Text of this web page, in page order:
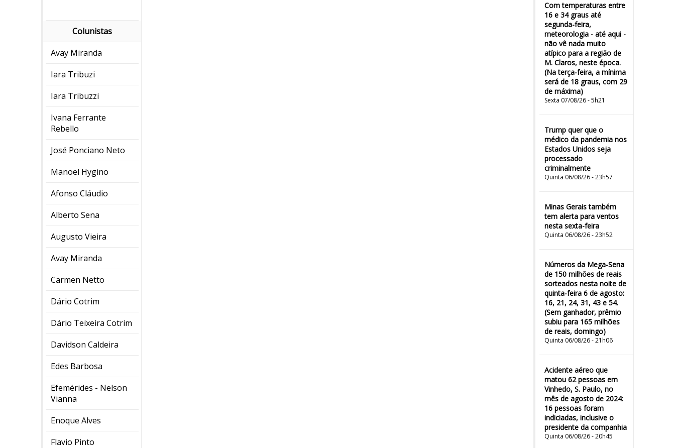
Colunistas
Avay Miranda
Iara Tribuzi
Iara Tribuzzi
Ivana Ferrante
Rebello
José Ponciano Neto
Manoel Hygino
Afonso Cláudio
Alberto Sena
Augusto Vieira
Avay Miranda
Carmen Netto
Dário Cotrim
Dário Teixeira Cotrim
Davidson Caldeira
Edes Barbosa
Efemérides - Nelson
Vianna
Enoque Alves
Flavio Pinto
Com temperaturas entre
16 e 34 graus até
segunda-feira,
meteorologia - até aqui -
não vê nada muito
atípico para a região de
M. Claros, neste época.
(Na terça-feira, a mínima
será de 18 graus, com 29
de máxima)
Sexta 07/08/26 - 5h21
Trump quer que o
médico da pandemia nos
Estados Unidos seja
processado
criminalmente
Quinta 06/08/26 - 23h57
Minas Gerais também
tem alerta para ventos
nesta sexta-feira
Quinta 06/08/26 - 23h52
Números da Mega-Sena
de 150 milhões de reais
sorteados nesta noite de
quinta-feira 6 de agosto:
16, 21, 24, 31, 43 e 54.
(Sem ganhador, prêmio
subiu para 165 milhões
de reais, domingo)
Quinta 06/08/26 - 21h06
Acidente aéreo que
matou 62 pessoas em
Vinhedo, S. Paulo, no
mês de agosto de 2024:
16 pessoas foram
indiciadas, inclusive o
presidente da companhia
Quinta 06/08/26 - 20h45